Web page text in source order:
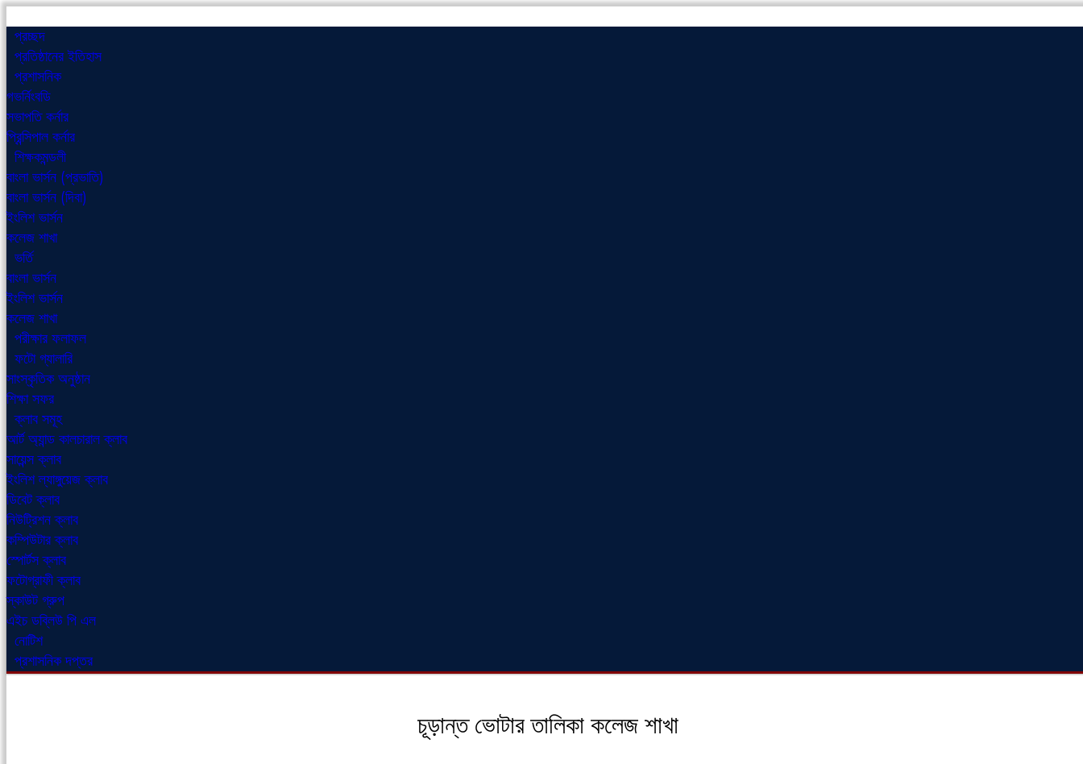
প্রচ্ছদ
প্রতিষ্ঠানের ইতিহাস
প্রশাসনিক
গভর্নিংবডি
সভাপতি কর্নার
প্রিন্সিপাল কর্নার
শিক্ষকমন্ডলী
বাংলা ভার্সন (প্রভাতি)
বাংলা ভার্সন (দিবা)
ইংলিশ ভার্সন
কলেজ শাখা
ভর্তি
বাংলা ভার্সন
ইংলিশ ভার্সন
কলেজ শাখা
পরীক্ষার ফলাফল
ফটো গ্যালারি
সাংস্কৃতিক অনুষ্ঠান
শিক্ষা সফর
ক্লাব সমূহ
আর্ট অ্যান্ড কালচারাল ক্লাব
সায়েন্স ক্লাব
ইংলিশ ল্যাঙ্গুয়েজ ক্লাব
ডিবেট ক্লাব
নিউট্রিশন ক্লাব
কম্পিউটার ক্লাব
স্পোর্টস ক্লাব
ফটোগ্রাফী ক্লাব
স্কাউট গ্রুপ
এইচ ডব্লিউ পি এল
নোটিশ
প্রশাসনিক দপ্তর
চূড়ান্ত ভোটার তালিকা কলেজ শাখা